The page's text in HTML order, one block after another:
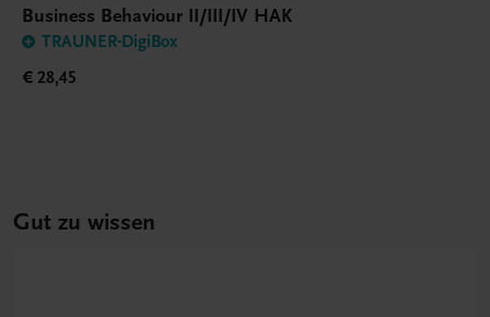
Business Behaviour II/III/IV HAK
TRAUNER-DigiBox
€ 28,45
Gut zu wissen